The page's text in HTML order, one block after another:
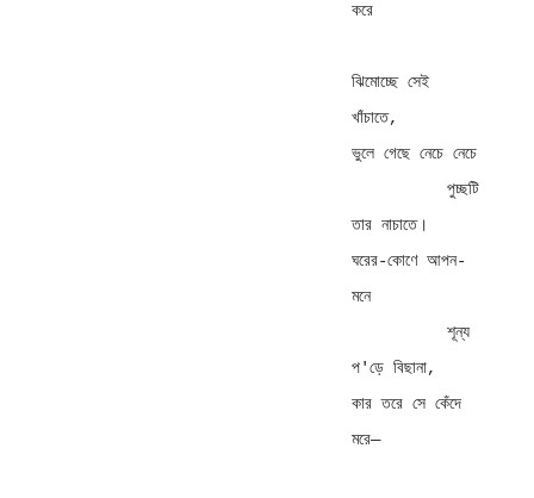
করে
ঝিমোচ্ছে সেই
খাঁচাতে,
ভুলে গেছে নেচে নেচে
তার নাচাতে।
ঘরের-কোণে আপন-
মনে
প'ড়ে বিছানা,
কার তরে সে কেঁদে
মরে—